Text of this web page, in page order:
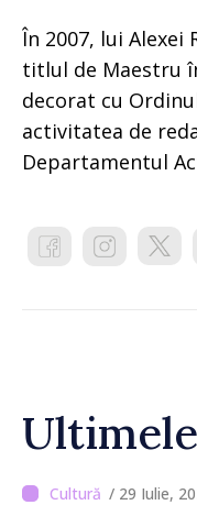
În 2007, lui Alexei
titlul de Maestru
decorat cu
activitatea de
Departamentul
/ 29 Iulie,